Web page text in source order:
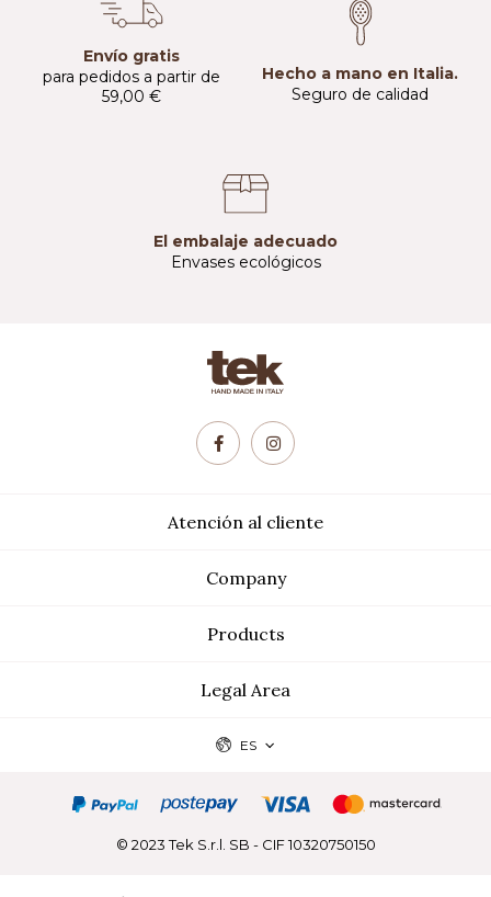
Envío gratis
para pedidos a partir de
59,00 €
Hecho a mano en Italia.
Seguro de calidad
El embalaje adecuado
Envases ecológicos
Atención al cliente
Legal Area
Company
Products
ES
© 2023 Tek S.r.l. SB - CIF 10320750150